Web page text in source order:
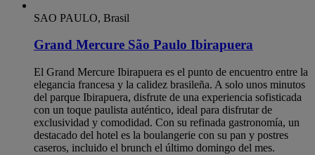
SAO PAULO, Brasil
Grand Mercure São Paulo Ibirapuera
El Grand Mercure Ibirapuera es el punto de encuentro entre la
elegancia francesa y la calidez brasileña. A solo unos minutos
del parque Ibirapuera, disfrute de una experiencia sofisticada
con un toque paulista auténtico, ideal para disfrutar de
exclusividad y comodidad. Con su refinada gastronomía, un
destacado del hotel es la boulangerie con su pan y postres
caseros, incluido el brunch el último domingo del mes.